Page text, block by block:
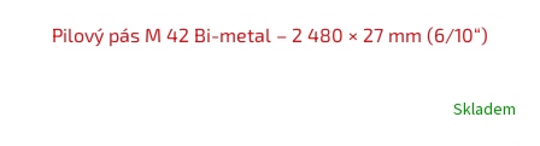
Pilový pás M 42 Bi-metal – 2 480 × 27 mm (6/10“)
Skladem